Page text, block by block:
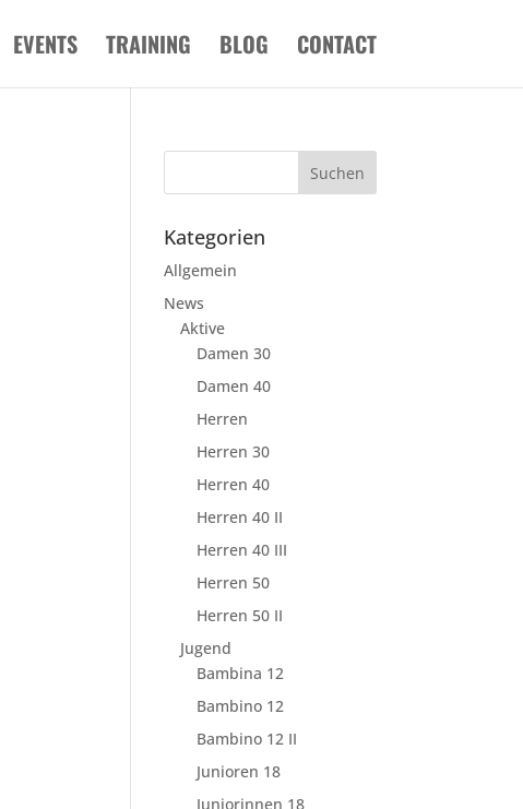
EVENTS TRAINING BLOG CONTACT
Kategorien
Allgemein
News
Aktive
Damen 30
Damen 40
Herren
Herren 30
Herren 40
Herren 40 II
Herren 40 III
Herren 50
Herren 50 II
Jugend
Bambina 12
Bambino 12
Bambino 12 II
Junioren 18
Juniorinnen 18